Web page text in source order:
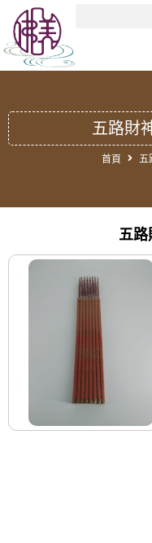
五路財
首頁 五
五路